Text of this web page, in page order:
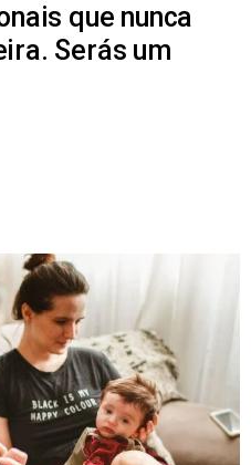
que nunca
Serás um